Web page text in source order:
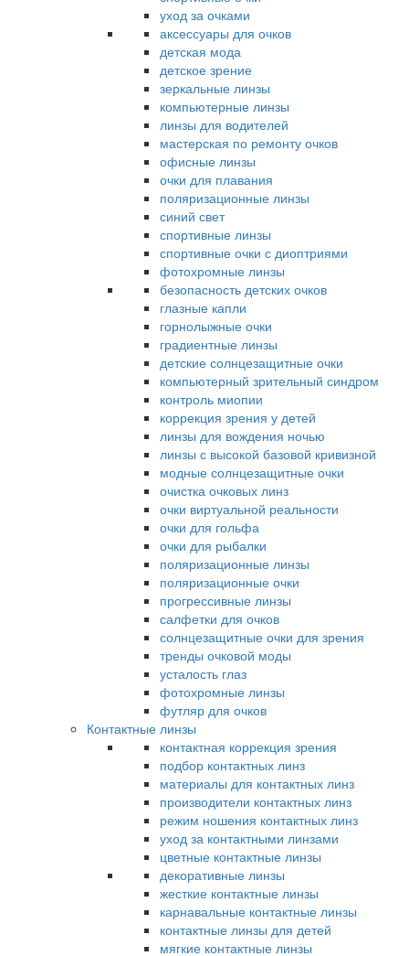
уход за очками
аксессуары для очков
детская мода
детское зрение
зеркальные линзы
компьютерные линзы
линзы для водителей
мастерская по ремонту очков
офисные линзы
очки для плавания
поляризационные линзы
синий свет
спортивные линзы
спортивные очки с диоптриями
фотохромные линзы
безопасность детских очков
глазные капли
горнолыжные очки
градиентные линзы
детские солнцезащитные очки
компьютерный зрительный синдром
контроль миопии
коррекция зрения у детей
линзы для вождения ночью
линзы с высокой базовой кривизной
модные солнцезащитные очки
очистка очковых линз
очки виртуальной реальности
очки для гольфа
очки для рыбалки
поляризационные линзы
поляризационные очки
прогрессивные линзы
салфетки для очков
солнцезащитные очки для зрения
тренды очковой моды
усталость глаз
фотохромные линзы
футляр для очков
Контактные линзы
контактная коррекция зрения
подбор контактных линз
материалы для контактных линз
производители контактных линз
режим ношения контактных линз
уход за контактными линзами
цветные контактные линзы
декоративные линзы
жесткие контактные линзы
карнавальные контактные линзы
контактные линзы для детей
мягкие контактные линзы